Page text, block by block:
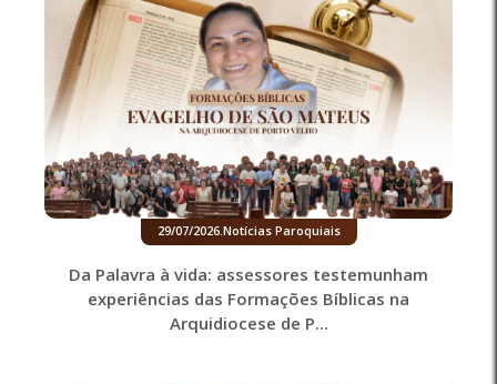
29/07/2026. Notícias Paroquiais
Da Palavra à vida: assessores testemunham
experiências das Formações Bíblicas na
Arquidiocese de P...